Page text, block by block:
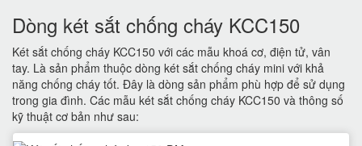
Dòng két sắt chống cháy KCC150
Két sắt chống cháy KCC150 với các mẫu khoá cơ, điện tử, vân
tay. Là sản phẩm thuộc dòng két sắt chống cháy mini với khả
năng chống cháy tốt. Đây là dòng sản phẩm phù hợp để sử dụng
trong gia đình. Các mẫu két sắt chống cháy KCC150 và thông số
kỹ thuật cơ bản như sau: